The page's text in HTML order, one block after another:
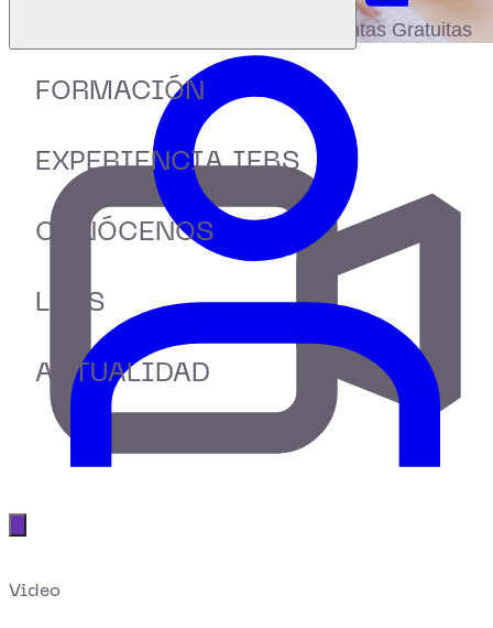
FORMACIÓN
EXPERIENCIA IEBS
CONÓCENOS
LABS
ACTUALIDAD
Accede a más de 150 Recursos, Guías,
eBooks,Plantillas, Estudios y Herramientas Gratuitas
Video